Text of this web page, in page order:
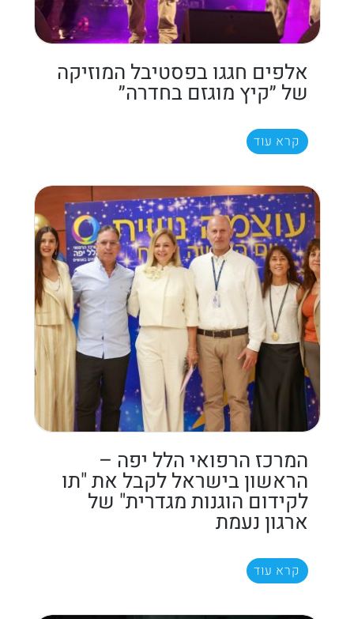
אלפים חגגו בפסטיבל המוזיקה
של ״קיץ מוגזם בחדרה״
קרא עוד
המרכז הרפואי הלל יפה –
הראשון בישראל לקבל את "תו
לקידום הוגנות מגדרית" של
ארגון נעמת
קרא עוד